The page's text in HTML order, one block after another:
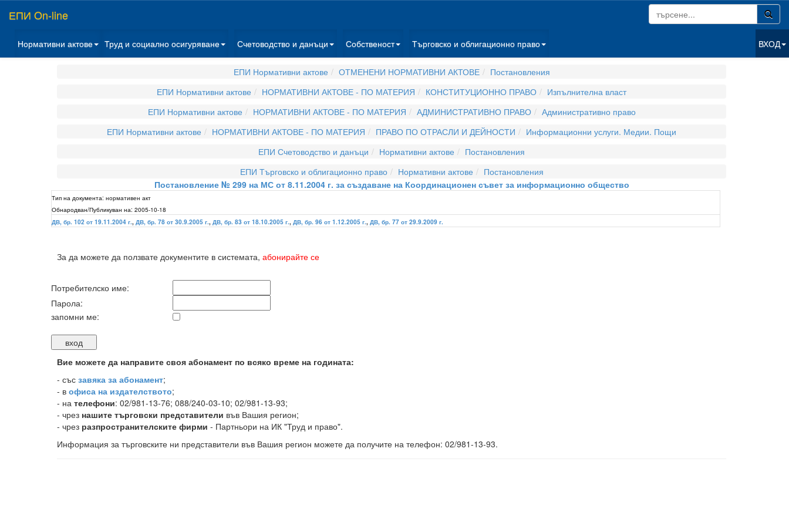
ЕПИ On-line
Нормативни актове Труд и социално осигуряване Счетоводство и данъци Собственост Търговско и облигационно право ВХОД
ЕПИ Нормативни актове ОТМЕНЕНИ НОРМАТИВНИ АКТОВЕ
Постановления
ЕПИ Нормативни актове
НОРМАТИВНИ АКТОВЕ - ПО МАТЕРИЯ КОНСТИТУЦИОННО ПРАВО
Изпълнителна власт
ЕПИ Нормативни актове
НОРМАТИВНИ АКТОВЕ - ПО МАТЕРИЯ АДМИНИСТРАТИВНО ПРАВО
Административно право
ЕПИ Нормативни актове
НОРМАТИВНИ АКТОВЕ - ПО МАТЕРИЯ ПРАВО ПО ОТРАСЛИ И ДЕЙНОСТИ
Информационни услуги. Медии. Пощи
ЕПИ Счетоводство и данъци
Нормативни актове
Постановления
ЕПИ Търговско и облигационно право
Нормативни актове
Постановления
Постановление № 299 на МС от 8.11.2004 г. за създаване на Координационен съвет за информационно общество
Тип на документа: нормативен акт
Обнародван/Публикуван на: 2005-10-18
ДВ, бр. 102 от 19.11.2004 г., ДВ, бр. 78 от 30.9.2005 г., ДВ, бр. 83 от 18.10.2005 г., ДВ, бр. 96 от 1.12.2005 г., ДВ, бр. 77 от 29.9.2009 г.
За да можете да ползвате документите в системата, абонирайте се
Потребителско име:
Парола:
запомни ме:
Вие можете да направите своя абонамент по всяко време на годината:
- със завяка за абонамент;
- в офиса на издателството;
- на телефони: 02/981-13-76; 088/240-03-10; 02/981-13-93;
- чрез нашите търговски представители във Вашия регион;
- чрез разпространителските фирми - Партньори на ИК "Труд и право".
Информация за търговските ни представители във Вашия регион можете да получите на телефон: 02/981-13-93.